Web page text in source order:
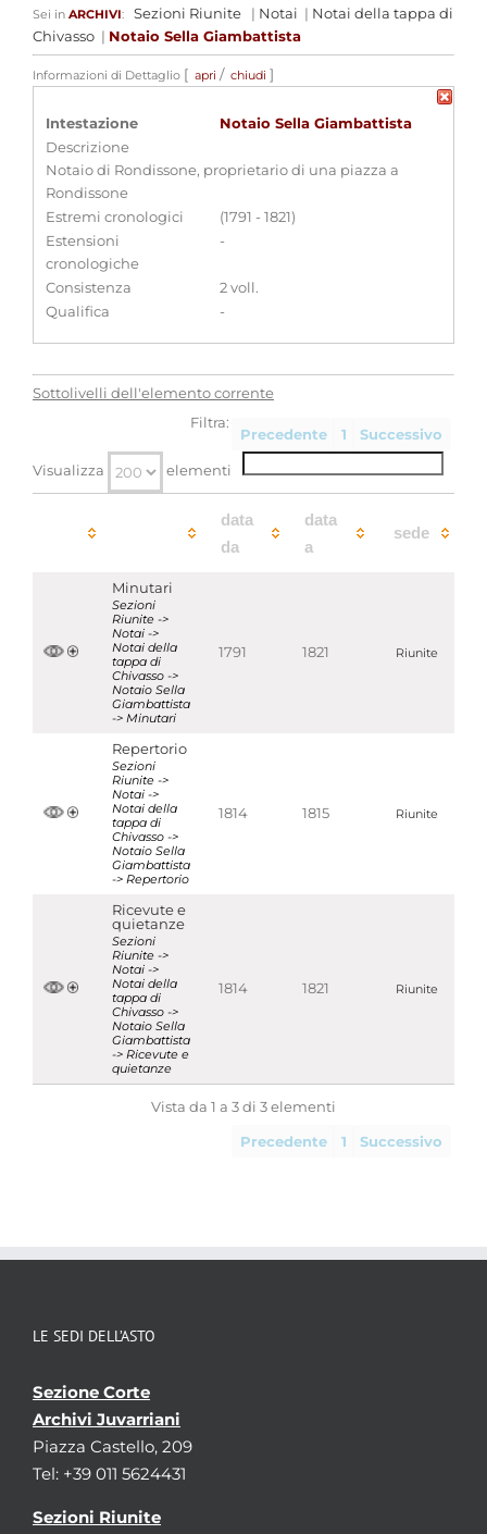
Sei in ARCHIVI: Sezioni Riunite | Notai | Notai della tappa di
Chivasso | Notaio Sella Giambattista
Informazioni di Dettaglio [ apri / chiudi ]
Intestazione
Notaio Sella Giambattista
Descrizione
Notaio di Rondissone, proprietario di una piazza a
Rondissone
Estremi cronologici
(1791 - 1821)
Estensioni
cronologiche
-
Consistenza
2 voll.
Qualifica
-
Sottolivelli dell'elemento corrente
Precedente 1 Successivo
Visualizza elementi
Filtra:
data
da
data
a
sede
Minutari
Sezioni
Riunite ->
Notai ->
Notai della
tappa di
Chivasso ->
Notaio Sella
Giambattista
-> Minutari
1791 1821 Riunite
Repertorio
Sezioni
Riunite ->
Notai ->
Notai della
tappa di
Chivasso ->
Notaio Sella
Giambattista
-> Repertorio
1814 1815 Riunite
Ricevute e
quietanze
Sezioni
Riunite ->
Notai ->
Notai della
tappa di
Chivasso ->
Notaio Sella
Giambattista
-> Ricevute e
quietanze
1814 1821 Riunite
Vista da 1 a 3 di 3 elementi
Precedente 1 Successivo
LE SEDI DELL’ASTO
Sezione Corte
Archivi Juvarriani
Piazza Castello, 209
Tel: +39 011 5624431
Sezioni Riunite